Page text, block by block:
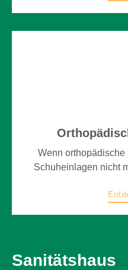
Wenn
Schuheinlagen nicht
Beschwerden zu
Sanitätshaus